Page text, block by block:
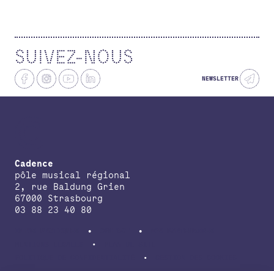
SUIVEZ-NOUS
NEWSLETTER
Cadence
pôle musical régional
2, rue Baldung Grien
67000 Strasbourg
03 88 23 40 80